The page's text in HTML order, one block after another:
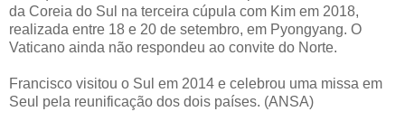
da Coreia do Sul na terceira cúpula com Kim em 2018,
realizada entre 18 e 20 de setembro, em Pyongyang. O
Vaticano ainda não respondeu ao convite do Norte.
Francisco visitou o Sul em 2014 e celebrou uma missa em
Seul pela reunificação dos dois países. (ANSA)